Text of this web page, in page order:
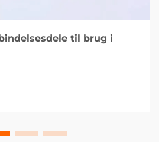
til brug i